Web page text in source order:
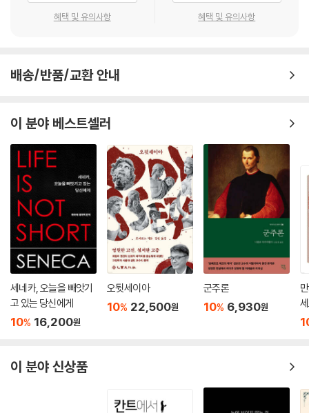
혜택 및 유의사항 혜택 및 유의사항
배송/반품/교환 안내
이 분야 베스트셀러
세네카, 오늘을 빼앗기
고 있는 당신에게
10% 16,200원
오뒷세이아
10% 22,500원
군주론
10% 6,930원
이 분야 신상품